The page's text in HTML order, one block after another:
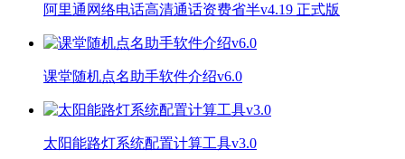
阿里通网络电话高清通话资费省半v4.19 正式版
课堂随机点名助手软件介绍v6.0
太阳能路灯系统配置计算工具v3.0